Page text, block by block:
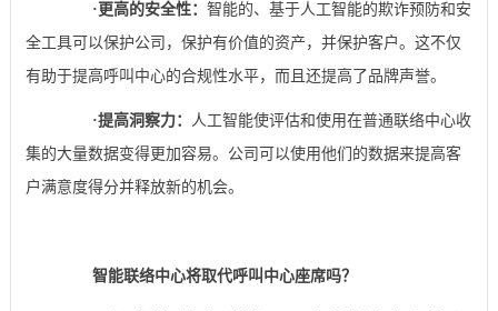
· 更高的安全性： 智能的、基于人工智能的欺诈预防和安
全工具可以保护公司，保护有价值的资产，并保护客户。这不仅
有助于提高呼叫中心的合规性水平，而且还提高了品牌声誉。
·提高洞察力： 人工智能使评估和使用在普通联络中心收
集的大量数据变得更加容易。公司可以使用他们的数据来提高客
户满意度得分并释放新的机会。
智能联络中心将取代呼叫中心座席吗？